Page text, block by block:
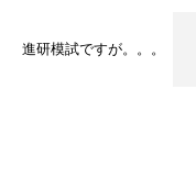
進研模試ですが。。。